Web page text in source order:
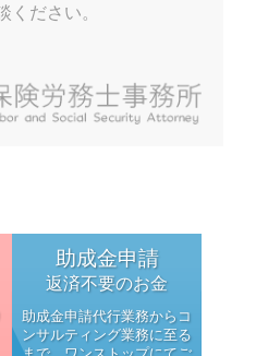
ください。
助成金申請
返済不要のお金
助成金申請代行業務からコ
ンサルティング業務に至る